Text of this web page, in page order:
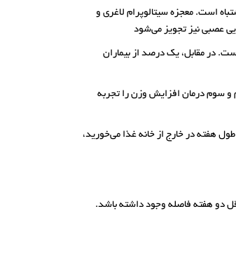
است. معجزه سیتالوپرام لاغری و
عصبی نیز تجویز می‌شود
در مقابل، یک درصد از بیماران
و سوم درمان افزایش وزن را تجربه
هفته در خارج از خانه غذا می‌خورید،
دو هفته فاصله وجود داشته باشد.